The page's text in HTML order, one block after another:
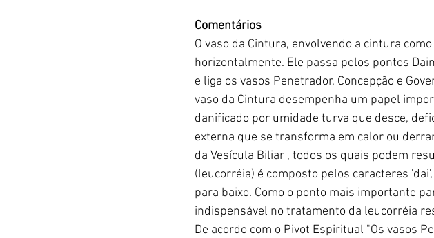
Comentários
O vaso da Cintura, envolvendo a cintura
horizontalmente. Ele passa pelos pontos
e liga os vasos Penetrador, Concepção e
vaso da Cintura desempenha um papel
danificado por umidade turva que desce,
externa que se transforma em calor ou
da Vesícula Biliar , todos os quais podem
(leucorréia) é composto pelos caracteres
para baixo. Como o ponto mais importante
indispensável no tratamento da leucorréia
De acordo com o Pivot Espiritual "Os vasos